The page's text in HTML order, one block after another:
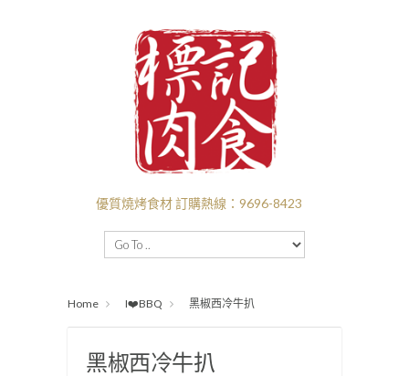
優質燒烤食材 訂購熱線：9696-8423
主頁
關於標記
Home I❤️‍BBQ 黑椒西冷牛扒
黑椒西冷牛扒